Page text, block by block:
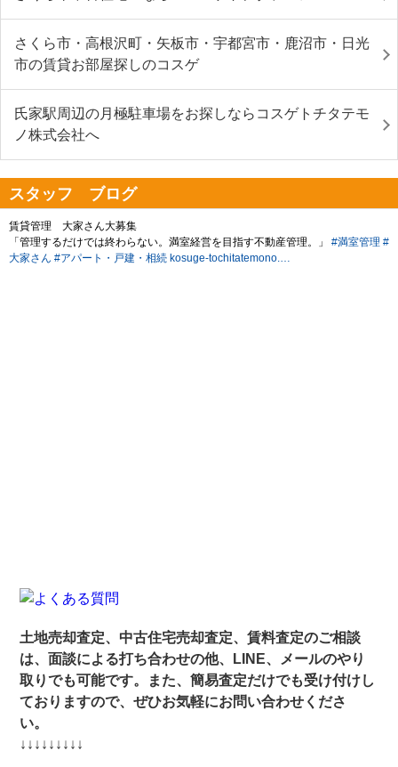
さくら市・高根沢町・矢板市・宇都宮市・鹿沼市・日光
市の賃貸お部屋探しのコスゲ
氏家駅周辺の月極駐車場をお探しならコスゲトチタテモ
ノ株式会社へ
スタッフ ブログ
土地売却査定、中古住宅売却査定、賃料査定のご相談
は、面談による打ち合わせの他、LINE、メールのやり
取りでも可能です。また、簡易査定だけでも受け付けし
ておりますので、ぜひお気軽にお問い合わせくださ
い。
↓↓↓↓↓↓↓↓↓